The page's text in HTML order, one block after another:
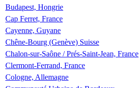
Budapest, Hongrie
Cap Ferret, France
Cayenne, Guyane
Chêne-Bourg (Genève) Suisse
Chalon-sur-Saône / Prés-Saint-Jean, France
Clermont-Ferrand, France
Cologne, Allemagne